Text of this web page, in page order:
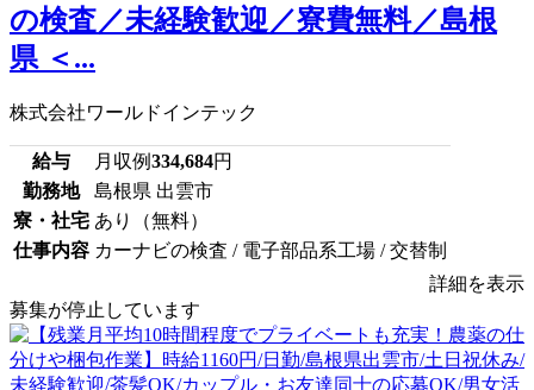
の検査／未経験歓迎／寮費無料／島根
県 ＜...
株式会社ワールドインテック
給与 月収例334,684円
勤務地
島根県 出雲市
寮・社宅 あり（無料）
仕事内容 カーナビの検査 / 電子部品系工場 / 交替制
詳細を表示
募集が停止しています